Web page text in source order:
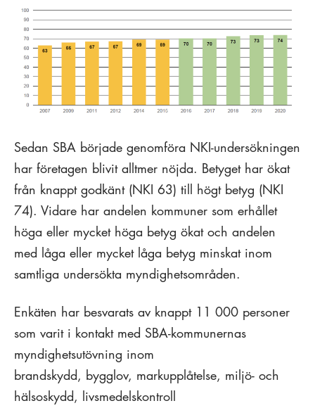
Sedan SBA började genomföra NKI-undersökningen
har företagen blivit alltmer nöjda. Betyget har ökat
från knappt godkänt (NKI 63) till högt betyg (NKI
74). Vidare har andelen kommuner som erhållet
höga eller mycket höga betyg ökat och andelen
med låga eller mycket låga betyg minskat inom
samtliga undersökta myndighetsområden.
Enkäten har besvarats av knappt 11 000 personer
som varit i kontakt med SBA-kommunernas
myndighetsutövning inom
brandskydd, bygglov, markupplåtelse, miljö- och
hälsoskydd, livsmedelskontroll